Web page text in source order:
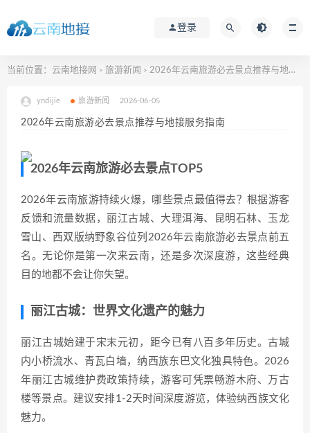
登录
当前位置： 云南地接网 > 旅游新闻 > 2026年云南旅游必去景点推荐与地接服务指南
yndijie 旅游新闻 2026-06-05
2026年云南旅游必去景点推荐与地接服务指南
2026年云南旅游必去景点TOP5
2026年云南旅游持续火爆，哪些景点最值得去？根据游客
反馈和流量数据，丽江古城、大理洱海、昆明石林、玉龙
雪山、西双版纳野象谷位列2026年云南旅游必去景点前五
名。无论你是第一次来云南，还是多次深度游，这些经典
目的地都不会让你失望。
丽江古城：世界文化遗产的魅力
丽江古城始建于宋末元初，距今已有八百多年历史。古城
内小桥流水、青瓦白墙，纳西族东巴文化独具特色。2026
年丽江古城维护费政策持续，游客可凭票畅游木府、万古
楼等景点。建议安排1-2天时间深度游览，体验纳西族文化
魅力。